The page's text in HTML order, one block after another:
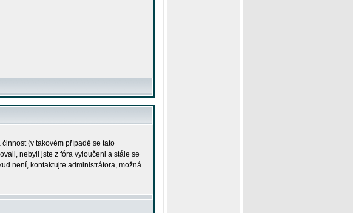
(v takovém případě se tato
nebyli jste z fóra vyloučeni a stále se
není, kontaktujte administrátora, možná